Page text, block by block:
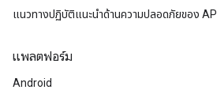
แนวทางปฏิบัติแนะนําด้านความปลอดภัยของ API
แพลตฟอร์ม
Android